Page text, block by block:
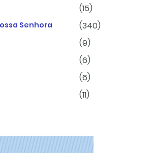
(15)
Senhora (340)
(9)
(6)
(6)
(11)